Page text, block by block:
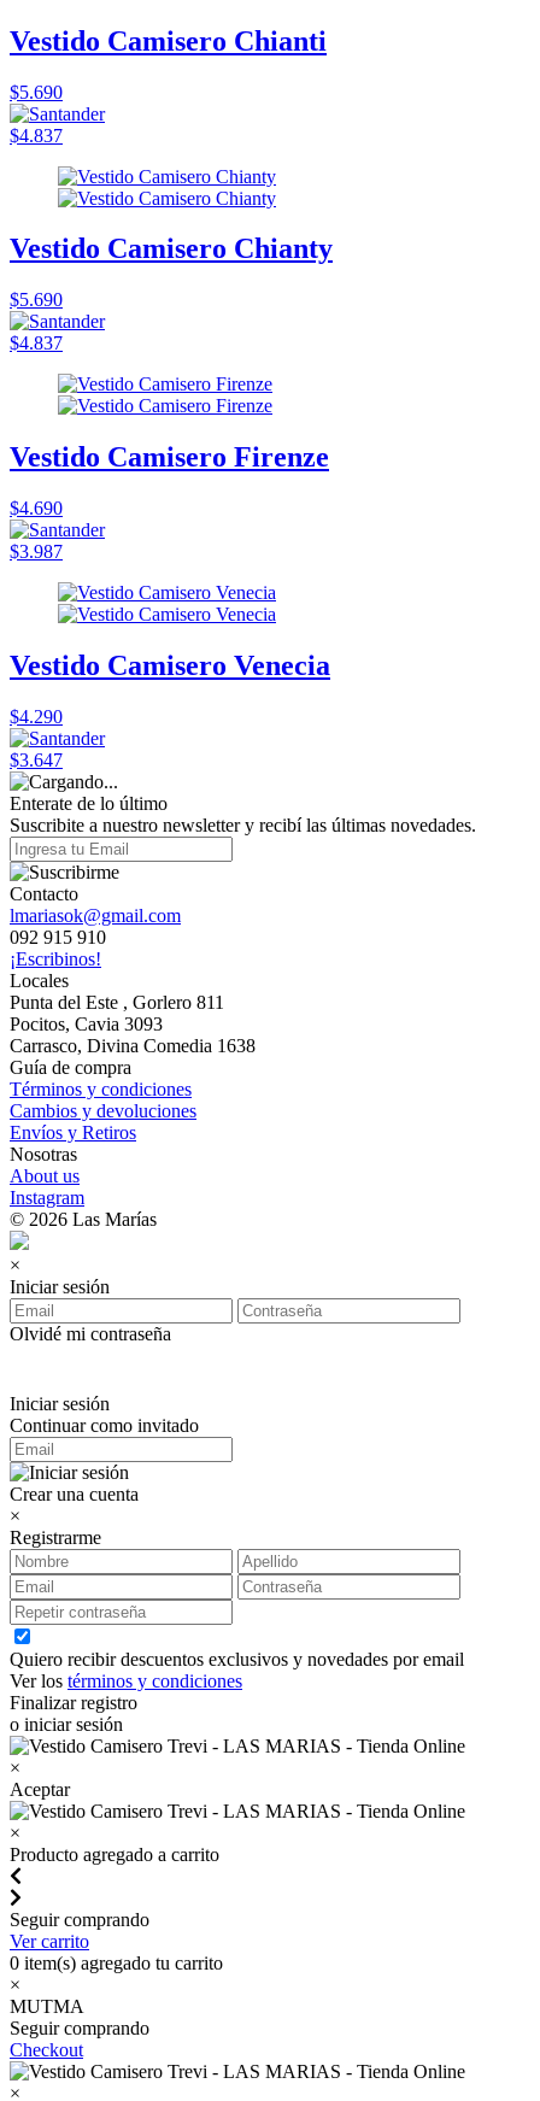
Vestido Camisero Chianti
$5.690
$4.837
Vestido Camisero Chianty
$5.690
$4.837
Vestido Camisero Firenze
$4.690
$3.987
Vestido Camisero Venecia
$4.290
$3.647
Enterate de lo último
Suscribite a nuestro newsletter y recibí las últimas novedades.
Contacto
lmariasok@gmail.com
092 915 910
¡Escribinos!
Locales
Punta del Este , Gorlero 811
Pocitos, Cavia 3093
Carrasco, Divina Comedia 1638
Guía de compra
Términos y condiciones
Cambios y devoluciones
Envíos y Retiros
Nosotras
About us
Instagram
© 2026 Las Marías
×
Iniciar sesión
Olvidé mi contraseña
Iniciar sesión
Continuar como invitado
Crear una cuenta
×
Registrarme
Quiero recibir descuentos exclusivos y novedades por email
Ver los términos y condiciones
Finalizar registro
o iniciar sesión
×
Aceptar
×
Producto agregado a carrito
Seguir comprando
Ver carrito
0 item(s) agregado tu carrito
×
MUTMA
Seguir comprando
Checkout
×